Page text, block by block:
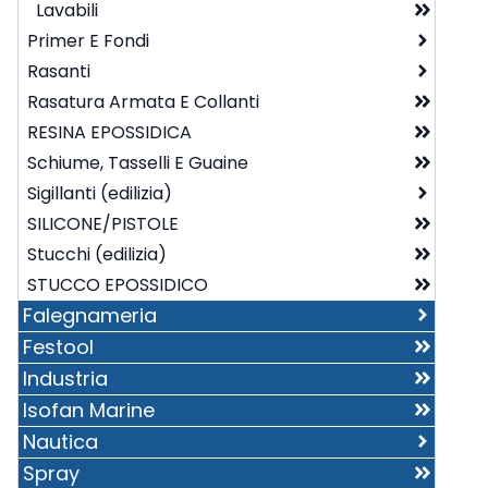
Lavabili
Primer E Fondi
Al Solvente
All'acqua
Rasanti
Esterno
Interno
Rasatura Armata E Collanti
RESINA EPOSSIDICA
Schiume, Tasselli E Guaine
Sigillanti (edilizia)
Acetico
Poliuretanici
Schiume
SILICONE/PISTOLE
Stucchi (edilizia)
STUCCO EPOSSIDICO
Falegnameria
Finiture
Acqua
Cere
Poliuretanici
Solvente
Fondi (falegnameria)
Acqua
Poliuretanici
Solvente
Stucchi (falegnameria)
Epossidici
Festool
Industria
Isofan Marine
Nautica
ACCESSORI E ATTREZZATURE NAUTICA
Spray